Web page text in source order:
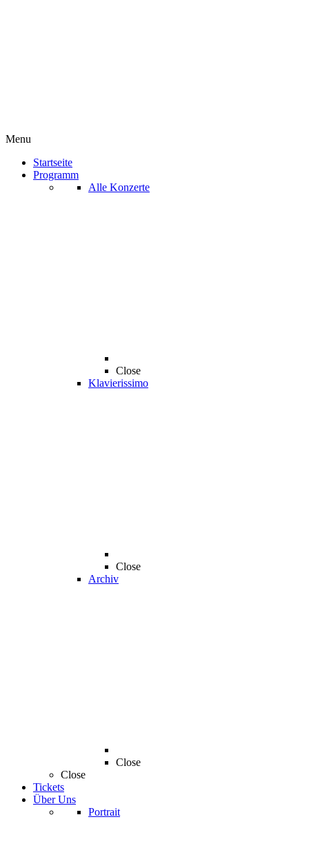
Menu
Startseite
Programm
Alle Konzerte
Close
Klavierissimo
Close
Archiv
Close
Close
Tickets
Über Uns
Portrait